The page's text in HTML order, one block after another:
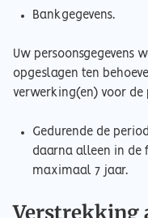
Bankgegevens.
Uw persoonsgegevens
opgeslagen ten
verwerking(en) voor de
Gedurende de
daarna alleen in de
maximaal 7 jaar.
Verstrekking